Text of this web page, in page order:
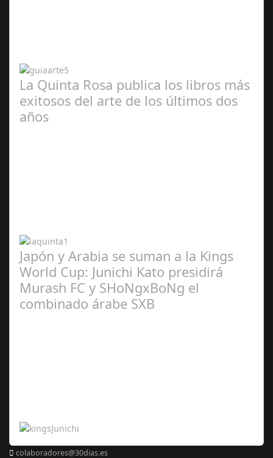
La Quinta Rosa publica los libros más
exitosos del arte de los últimos dos
años
Japón y Arabia se suman a la Kings
World Cup: Junichi Kato presidirá
Murash FC y SHoNgxBoNg el
combinado árabe SXB
colaboradores@30dias.es